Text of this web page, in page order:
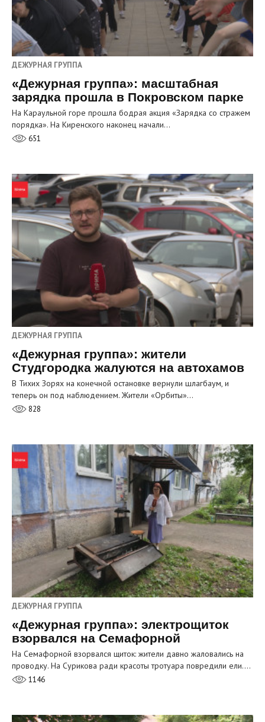
ДЕЖУРНАЯ ГРУППА
«Дежурная группа»: масштабная
зарядка прошла в Покровском парке
На Караульной горе прошла бодрая акция «Зарядка со стражем
порядка». На Киренского наконец начали…
651
ДЕЖУРНАЯ ГРУППА
«Дежурная группа»: жители
Студгородка жалуются на автохамов
В Тихих Зорях на конечной остановке вернули шлагбаум, и
теперь он под наблюдением. Жители «Орбиты»…
828
ДЕЖУРНАЯ ГРУППА
«Дежурная группа»: электрощиток
взорвался на Семафорной
На Семафорной взорвался щиток: жители давно жаловались на
проводку. На Сурикова ради красоты тротуара повредили ели.…
1146